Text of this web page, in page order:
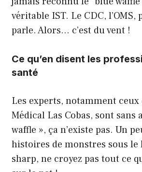
véritable IST. Le CDC, l’OMS,
parle. Alors… c’est du vent !
Ce qu’en disent les
santé
Les experts, notamment ceux
Médical Las Cobas, sont sans
waffle », ça n’existe pas. Un
histoires de monstres sous le
sharp, ne croyez pas tout ce